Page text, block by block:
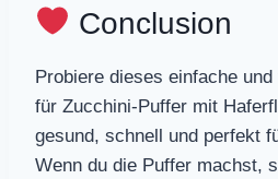
Conclusion
Probiere dieses einfache
für Zucchini-Puffer mit
gesund, schnell und perfekt
Wenn du die Puffer machst,